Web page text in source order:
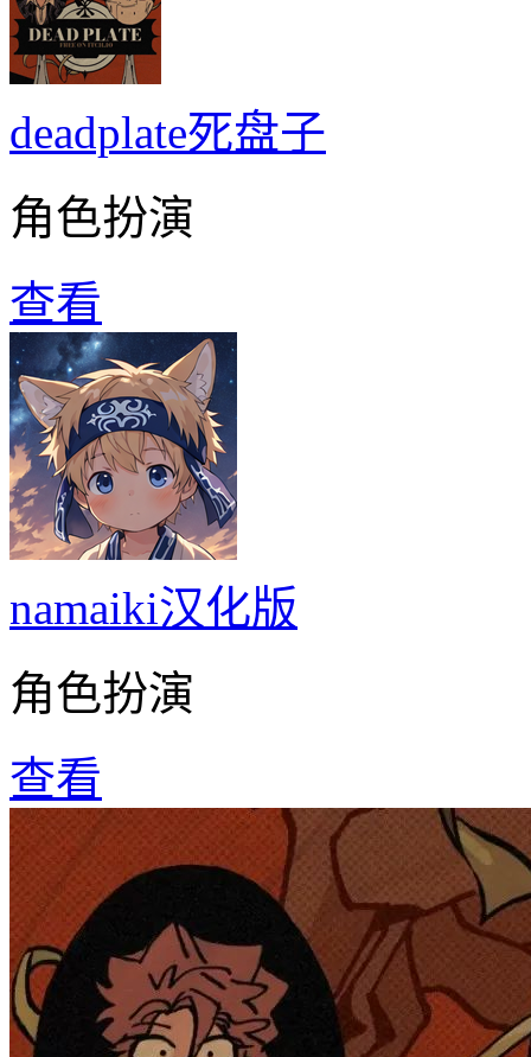
deadplate死盘子
角色扮演
查看
namaiki汉化版
角色扮演
查看